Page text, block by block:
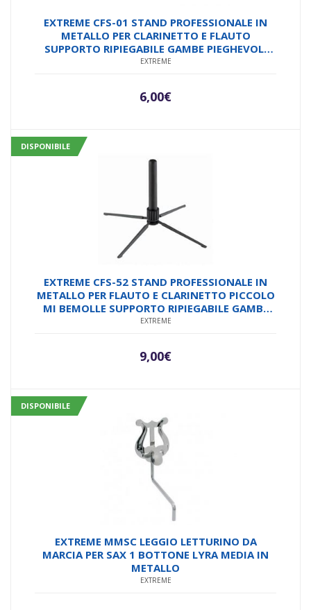
EXTREME CFS-01 STAND PROFESSIONALE IN
METALLO PER CLARINETTO E FLAUTO
SUPPORTO RIPIEGABILE GAMBE PIEGHEVOLI
MINIMO INGOMBRO
EXTREME
6,00€
DISPONIBILE
EXTREME CFS-52 STAND PROFESSIONALE IN
METALLO PER FLAUTO E CLARINETTO PICCOLO
MI BEMOLLE SUPPORTO RIPIEGABILE GAMBE
PIEGHEVOLI MINIMO INGOMBRO COLORE
EXTREME
9,00€
DISPONIBILE
EXTREME MMSC LEGGIO LETTURINO DA
MARCIA PER SAX 1 BOTTONE LYRA MEDIA IN
METALLO
EXTREME